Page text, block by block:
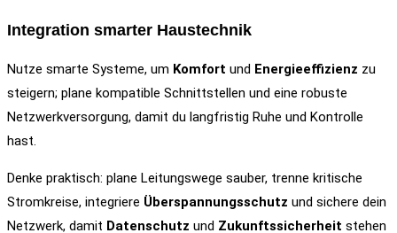
Integration smarter Haustechnik
Nutze smarte Systeme, um Komfort und Energieeffizienz zu
steigern; plane kompatible Schnittstellen und eine robuste
Netzwerkversorgung, damit du langfristig Ruhe und Kontrolle
hast.
Denke praktisch: plane Leitungswege sauber, trenne kritische
Stromkreise, integriere Überspannungsschutz und sichere dein
Netzwerk, damit Datenschutz und Zukunftssicherheit stehen